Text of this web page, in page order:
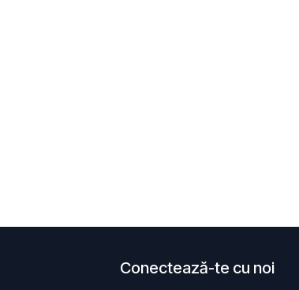
Conectează-te cu noi